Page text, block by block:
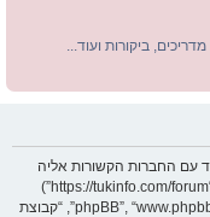
ביקורות ועוד...
עם החברות הקשורות אליה
(להלן “אנחנו”, “אותנו”, “שלנו”, “תוכים מידע ומכירות”, “https://tukinfo.com/forum”)
ו־phpBB (להלן “הם”, “אותם”, “שלהם”, “מערכת phpBB”, “www.phpbb.co.il”, “קבוצת